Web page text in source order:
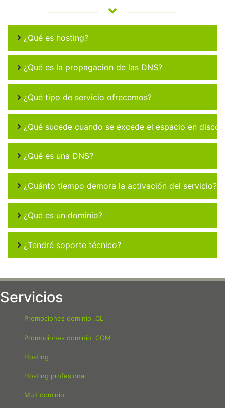
¿Qué es hosting?
¿Qué es la propagacion de las DNS?
¿Qué tipo de servicio ofrecemos?
¿Qué sucede cuando se excede el espacio en disco
¿Qué es una DNS?
¿Cuánto tiempo demora la activación del servicio?
¿Qué es un dominio?
¿Tendré soporte técnico?
Servicios
Promociones dominio .CL
Promociones dominio .COM
Hosting
Hosting profesional
Multidominio